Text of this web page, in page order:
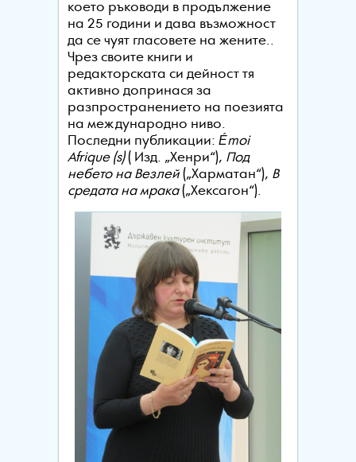
което ръководи в продължение
на 25 години и дава възможност
да се чуят гласовете на жените..
Чрез своите книги и
редакторската си дейност тя
активно допринася за
разпространението на поезията
на международно ниво.
Последни публикации: Émoi
Afrique (s)( Изд. „Хенри“), Под
небето на Везлей(„Харматан“), В
средата на мрака („Хексагон“).